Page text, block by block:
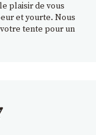
plaisir de vous
et yourte. Nous
tente pour un